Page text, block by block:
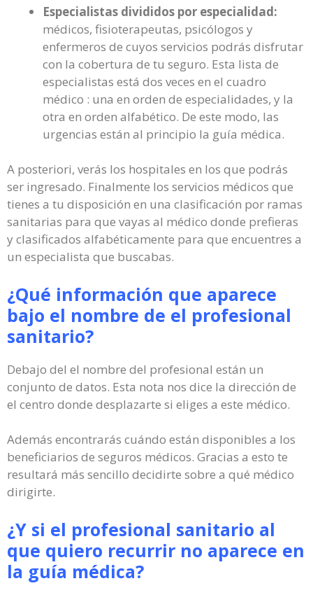
Especialistas divididos por especialidad:
médicos, fisioterapeutas, psicólogos y
enfermeros de cuyos servicios podrás disfrutar
con la cobertura de tu seguro. Esta lista de
especialistas está dos veces en el cuadro
médico : una en orden de especialidades, y la
otra en orden alfabético. De este modo, las
urgencias están al principio la guía médica.
A posteriori, verás los hospitales en los que podrás
ser ingresado. Finalmente los servicios médicos que
tienes a tu disposición en una clasificación por ramas
sanitarias para que vayas al médico donde prefieras
y clasificados alfabéticamente para que encuentres a
un especialista que buscabas.
¿Qué información que aparece
bajo el nombre de el profesional
sanitario?
Debajo del el nombre del profesional están un
conjunto de datos. Esta nota nos dice la dirección de
el centro donde desplazarte si eliges a este médico.
Además encontrarás cuándo están disponibles a los
beneficiarios de seguros médicos. Gracias a esto te
resultará más sencillo decidirte sobre a qué médico
dirigirte.
¿Y si el profesional sanitario al
que quiero recurrir no aparece en
la guía médica?